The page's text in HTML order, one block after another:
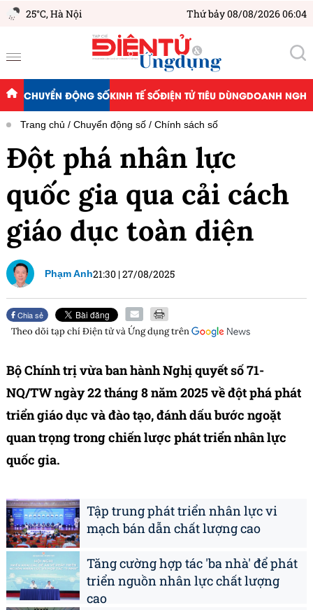
25°C,Hà Nội Thứ bảy 08/08/2026 06:04
CHUYỂN ĐỘNG SỐKINH TẾ SỐĐIỆN TỬ TIÊU DÙNGDOANH
Trang chủ Chuyển động số Chính sách số
Đột phá nhân lực
quốc gia qua cải cách
giáo dục toàn diện
Phạm Anh21:30 |27/08/2025
Chia sẻ
Theo dõi tạp chíĐiện tử và Ứng dụngtrên
Bộ Chính trị vừa ban hành Nghị quyết số 71-
NQ/TW ngày 22 tháng 8 năm 2025 về đột phá phát
triển giáo dục và đào tạo, đánh dấu bước ngoặt
quan trọng trong chiến lược phát triển nhân lực
quốc gia.
Tập trung phát triển nhân lực vi
mạch bán dẫn chất lượng cao
Tăng cường hợp tác 'ba nhà' để phát
triển nguồn nhân lực chất lượng
cao